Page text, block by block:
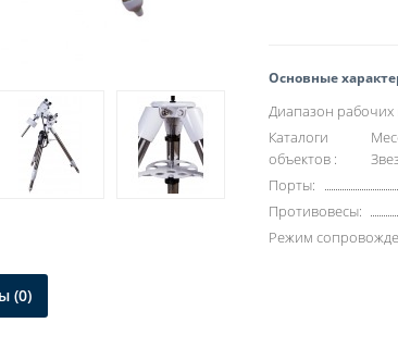
Основные
Диапазон рабочих
Каталоги
объектов :
Порты:
Противовесы:
Режим
(0)